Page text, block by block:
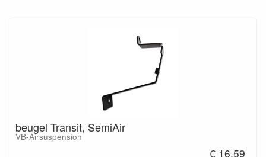
beugel Transit, SemiAir
VB-Airsuspension
€ 16,59